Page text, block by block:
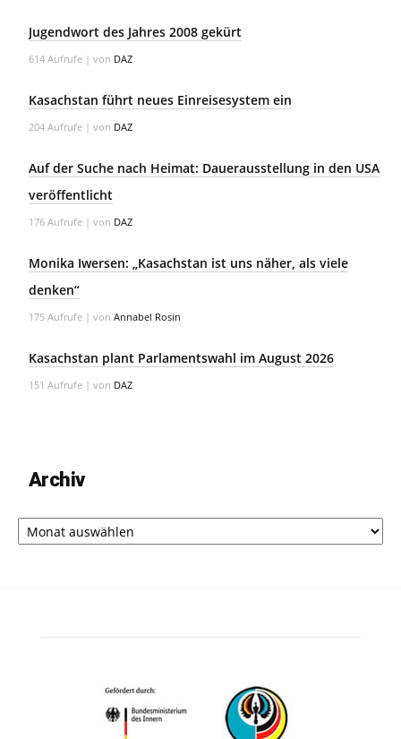
Jugendwort des Jahres 2008 gekürt
614 Aufrufe | von DAZ
Kasachstan führt neues Einreisesystem ein
204 Aufrufe | von DAZ
Auf der Suche nach Heimat: Dauerausstellung in den USA
veröffentlicht
176 Aufrufe | von DAZ
Monika Iwersen: „Kasachstan ist uns näher, als viele
denken“
175 Aufrufe | von Annabel Rosin
Kasachstan plant Parlamentswahl im August 2026
151 Aufrufe | von DAZ
Archiv
Archiv